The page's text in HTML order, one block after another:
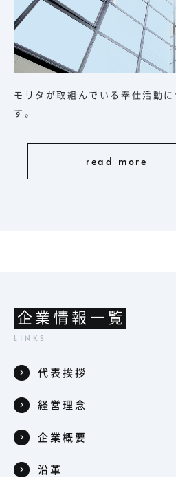
モリタが取組んでいる奉仕活動に
す。
read more
企業情報一覧
代表挨拶
経営理念
企業概要
沿革